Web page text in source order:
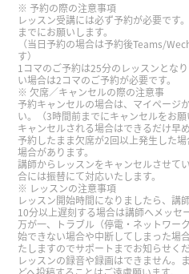
谢谢您的支持和帮助！在
月份到七月初。还有两个
着！( 50代 女性 )
谢谢！日本婚姻介绍所的
我认为最近网上的服务挺
下次见！( 50代 女性 )
谢谢你的好课程。每次我
次见。( 80代 男性 )
谢谢您的课！我家附近有
予約の際の注意事項
レッスン受講には必ず予約が必要です
までにお願いします。
（当日予約の場合は予約後Teams/
す）
1コマのご予約は25分のレッスンとな
い場合は2コマのご予約が必要です。
欠席／キャンセルの際の注意事
予約キャンセルの場合は、マイページ
い。（3時間前までにキャンセルをお願
キャンセルされる場合はできるだけ早
予約したまま欠席が2回以上発生した
場合があります。
講師からレッスンをキャンセルさせて
合には振替にて対応いたします。
レッスンの注意事項
レッスン開始時間になりましたら、講
10分以上遅刻する場合は講師へメッセ
万が一、トラブル（停電・ネットワー
始できない場合や中断してしまった場
たしますのでサポートまでお知らせくだ
レッスンの録音や録画はできません。